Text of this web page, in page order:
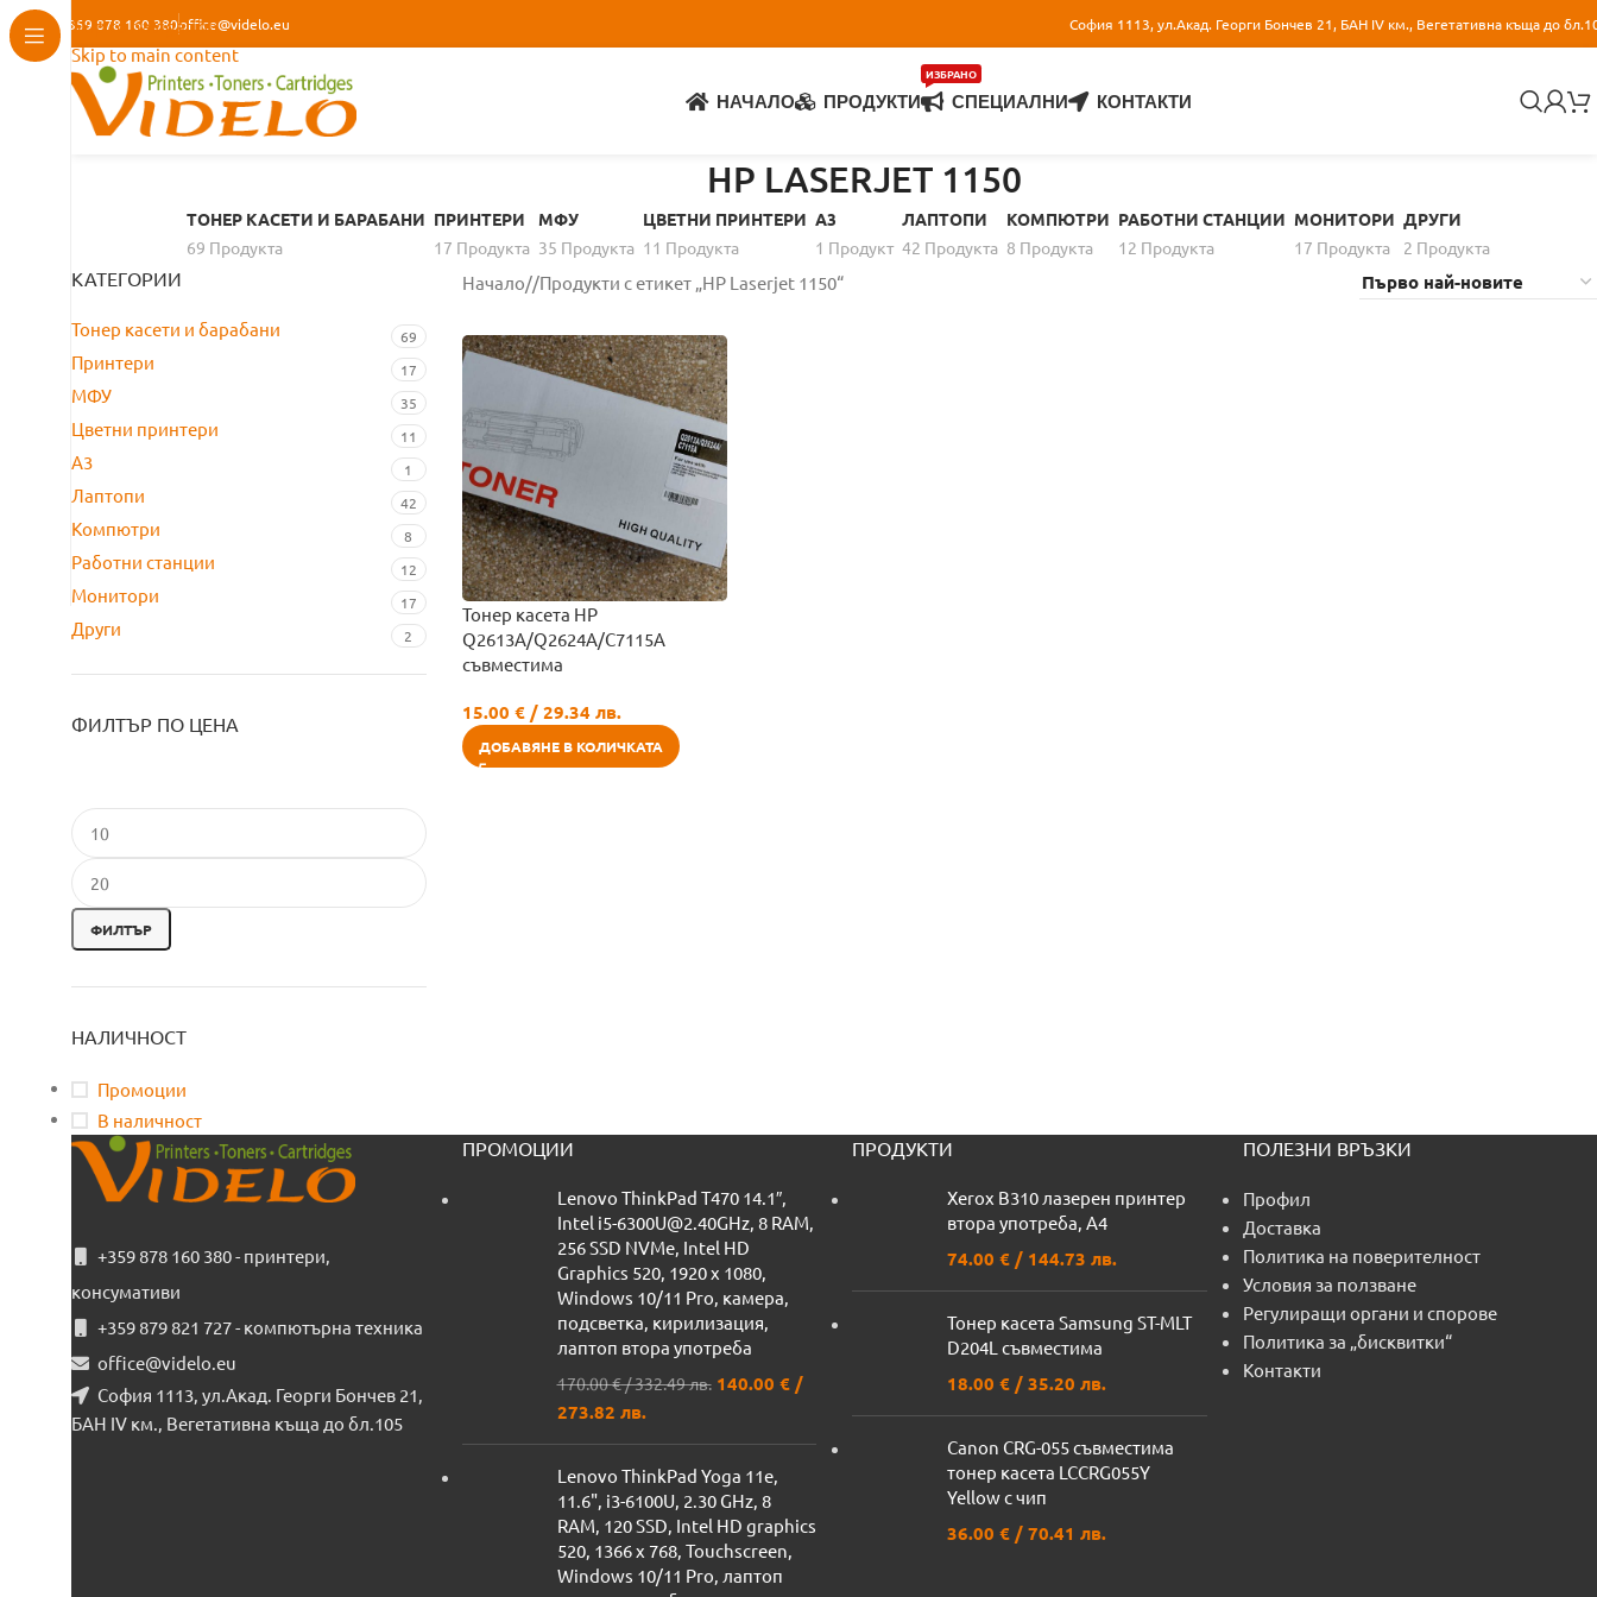
Skip to navigation
Skip to main content
+359 878 160 380office@videlo.eu София 1113, ул.Акад. Георги Бончев 21, БАН IV км., Вегетативна къща до
НАЧАЛО ПРОДУКТИ СПЕЦИАЛНИ
ИЗБРАНО
КОНТАКТИ
HP LASERJET 1150
ТОНЕР КАСЕТИ И БАРАБАНИ
69 Продуктa
ПРИНТЕРИ
17 Продуктa
МФУ
35 Продуктa
ЦВЕТНИ ПРИНТЕРИ
11 Продуктa
A3
1 Продукт
ЛАПТОПИ
42 Продуктa
КОМПЮТРИ
8 Продуктa
РАБОТНИ СТАНЦИИ
12 Продуктa
МОНИТОРИ
17 Продуктa
ДРУГИ
2 Продуктa
КАТЕГОРИИ
Тонер касети и барабани 69
Принтери 17
МФУ 35
Цветни принтери 11
A3 1
Лаптопи 42
Компютри 8
Работни станции 12
Монитори 17
Други 2
ФИЛТЪР ПО ЦЕНА
ФИЛТЪР
НАЛИЧНОСТ
Промоции
В наличност
Начало/ Продукти с етикет „HP Laserjet 1150“
Тонер касета HP
Q2613A/Q2624A/C7115A
съвместима
15.00 €/ 29.34 лв.
ДОБАВЯНЕ В КОЛИЧКАТА
+359 878 160 380 - принтери,
консумативи
+359 879 821 727 - компютърна техника
office@videlo.eu
София 1113, ул.Акад. Георги Бончев 21,
БАН IV км., Вегетативна къща до бл.105
ПРОМОЦИИ
Lenovo ThinkPad T470 14.1″,
Intel i5-6300U@2.40GHz, 8 RAM,
256 SSD NVMe, Intel HD
Graphics 520, 1920 x 1080,
Windows 10/11 Pro, камера,
подсветка, кирилизация,
лаптоп втора употреба
170.00€/ 332.49 лв. 140.00 €/
273.82 лв.
Lenovo ThinkPad Yoga 11e,
11.6", i3-6100U, 2.30 GHz, 8
RAM, 120 SSD, Intel HD graphics
520, 1366 x 768, Touchscreen,
Windows 10/11 Pro, лаптоп
ПРОДУКТИ
Xerox B310 лазерен принтер
втора употреба, A4
74.00 € / 144.73 лв.
Тонер касета Samsung ST-MLT
D204L съвместима
18.00 € / 35.20 лв.
Canon CRG-055 съвместима
тонер касета LCCRG055Y
Yellow с чип
36.00 € / 70.41 лв.
ПОЛЕЗНИ ВРЪЗКИ
Профил
Доставка
Политика на поверителност
Условия за ползване
Регулиращи органи и спорове
Политика за „бисквитки“
Контакти